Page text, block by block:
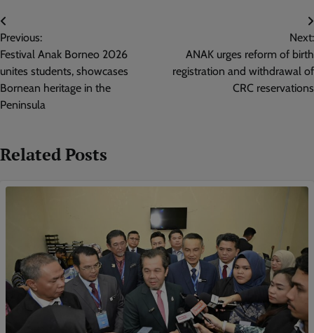
Post
navigation
Previous:
Festival Anak Borneo 2026
unites students, showcases
Bornean heritage in the
Peninsula
Next:
ANAK urges reform of birth
registration and withdrawal of
CRC reservations
Related Posts